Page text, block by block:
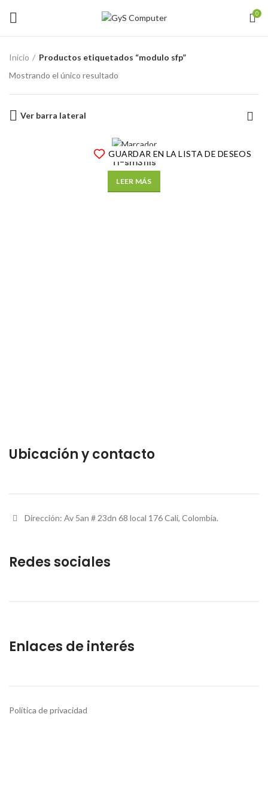
0
Inicio
Productos etiquetados “modulo sfp”
Mostrando el único resultado
Ver barra lateral
GUARDAR EN LA LISTA DE DESEOS
Tl-sm311ls
LEER MÁS
Ubicación y contacto
Dirección: Av 5an # 23dn 68 local 176 Cali, Colombia.
Redes sociales
Enlaces de interés
Política de privacidad